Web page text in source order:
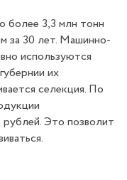
более 3,3 млн тонн
за 30 лет. Машинно-
используются
их
селекция. По
Это позволит